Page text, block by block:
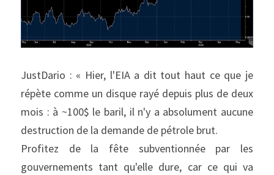
JustDario : « Hier, l'EIA a dit tout haut ce que je
répète comme un disque rayé depuis plus de deux
mois : à ~100$ le baril, il n'y a absolument aucune
destruction de la demande de pétrole brut.
Profitez de la fête subventionnée par les
gouvernements tant qu'elle dure, car ce qui va